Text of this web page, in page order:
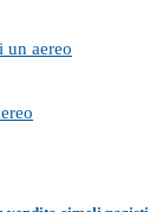
un aereo